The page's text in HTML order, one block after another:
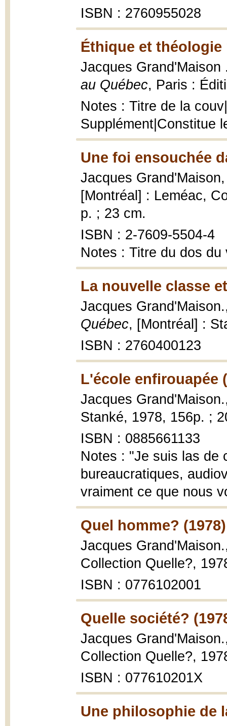
ISBN : 2760955028
Éthique et théologie
Jacques
au Québec, Paris :
Notes : Titre de la
Supplément|Constitue
Une foi ensouchée
Jacques
[Montréal] : Leméac,
p. ; 23 cm.
ISBN : 2-7609-5504-4
Notes : Titre du dos
La nouvelle classe
Jacques
Québec, [Montréal] :
ISBN : 2760400123
L'école enfirouapée
Jacques
Stanké, 1978, 156p. ;
ISBN : 0885661133
Notes : "Je suis las de
bureaucratiques,
vraiment ce que nous
Quel homme? (1978)
Jacques
Collection Quelle?,
ISBN : 0776102001
Quelle société?
Jacques
Collection Quelle?,
ISBN : 077610201X
Une philosophie de